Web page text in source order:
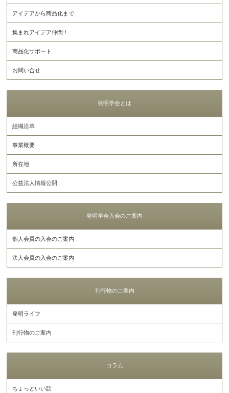
アイデアから商品化まで
集まれアイデア仲間！
商品化サポート
お問い合せ
発明学会とは
組織沿革
事業概要
所在地
公益法人情報公開
発明学会入会のご案内
個人会員の入会のご案内
法人会員の入会のご案内
刊行物のご案内
発明ライフ
刊行物のご案内
コラム
ちょっといい話